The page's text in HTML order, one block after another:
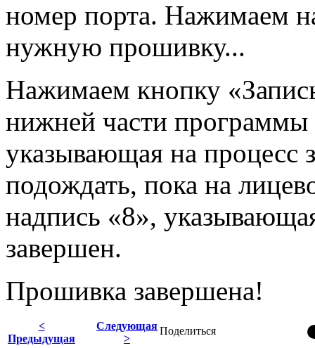
номер порта. Нажимаем
нужную прошивку...
Нажимаем кнопку
нижней части программы
указывающая на процесс
подождать, пока на
надпись «8»,
завершен.
Прошивка завершена!
Поделиться
<
Предыдущая
Следующая
>